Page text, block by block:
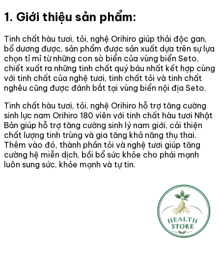
1. Giới thiệu sản phẩm:
Tinh chất hàu tươi, tỏi, nghệ Orihiro giúp thải độc gan,
bổ dương được, sản phẩm được sản xuất dựa trên sự lựa
chọn tỉ mỉ từ những con sò biển của vùng biển Seto,
chiết xuất ra những tinh chất quý báu nhất kết hợp cùng
với tinh chất của nghệ tươi, tinh chất tỏi và tinh chất
nghêu cũng được đánh bắt tại vùng biển nội địa Seto.
Tinh chất hàu tươi, tỏi, nghệ Orihiro hỗ trợ tăng cường
sinh lực nam Orihiro 180 viên với tinh chất hàu tươi Nhật
Bản giúp hỗ trợ tăng cường sinh lý nam giới, cải thiện
chất lượng tinh trùng và gia tăng khả năng thụ thai.
Thêm vào đó, thành phần tỏi và nghệ tươi giúp tăng
cường hệ miễn dịch, bồi bổ sức khỏe cho phái mạnh
luôn sung sức, khỏe mạnh và tự tin.